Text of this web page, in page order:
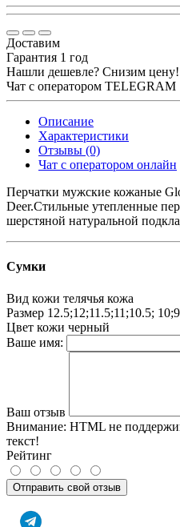
Доставим
Гарантия 1 год
Нашли дешевле? Снизим цену!
Чат с оператором TELEGRAM
Описание
Характеристики
Отзывы (0)
Чат с оператором онлайн
Перчатки мужские кожаные
Deer.Стильные утепленные
шерстяной натуральной
Сумки
Вид кожи телячья кожа
Размер 12.5;12;11.5;11;10.5;
Цвет кожи черный
Ваше имя:
Ваш отзыв
Внимание: HTML не
текст!
Рейтинг
Отправить свой отзыв